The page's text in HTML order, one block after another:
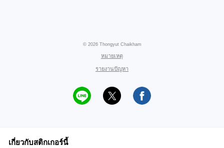
© 2026 Thongyut Chaikham
หมายเหตุ
รายงานปัญหา
เกี่ยวกับสติกเกอร์นี้